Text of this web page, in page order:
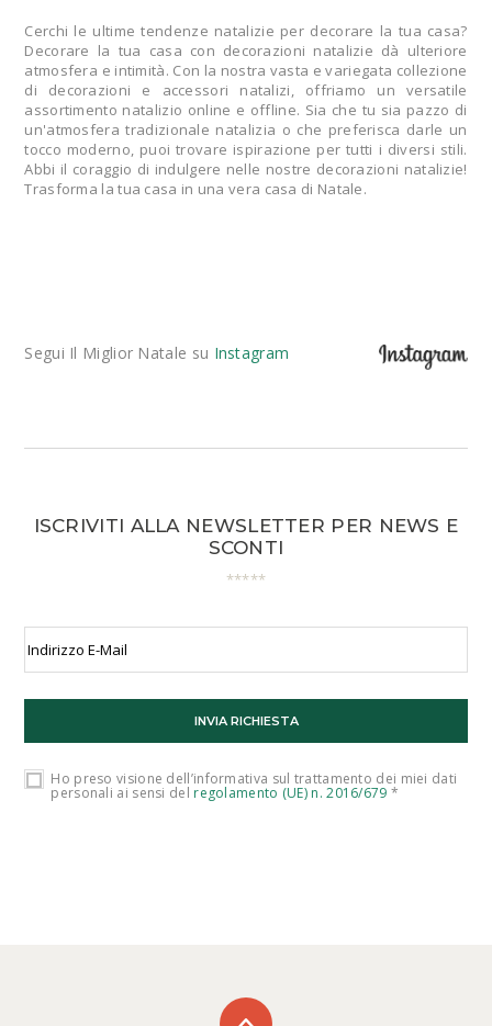
Cerchi le ultime tendenze natalizie per decorare la tua casa?
Decorare la tua casa con decorazioni natalizie dà ulteriore
atmosfera e intimità. Con la nostra vasta e variegata collezione
di decorazioni e accessori natalizi, offriamo un versatile
assortimento natalizio online e offline. Sia che tu sia pazzo di
un'atmosfera tradizionale natalizia o che preferisca darle un
tocco moderno, puoi trovare ispirazione per tutti i diversi stili.
Abbi il coraggio di indulgere nelle nostre decorazioni natalizie!
Trasforma la tua casa in una vera casa di Natale.
Segui Il Miglior Natale su Instagram
ISCRIVITI ALLA NEWSLETTER PER NEWS E
SCONTI
Ho preso visione dell’informativa sul trattamento dei miei dati
personali ai sensi del regolamento (UE) n. 2016/679 *